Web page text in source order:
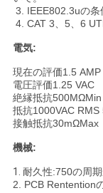
3. IEEE802.3uの条
4. CAT 3、5、6
電気:
現在の評価1.5 AMP
電圧評価1.25 VAC
絶縁抵抗500MΩMin
抵抗1000VAC
接触抵抗30mΩMax
機械:
1. 耐久性:750の周
2. PCB Rentention